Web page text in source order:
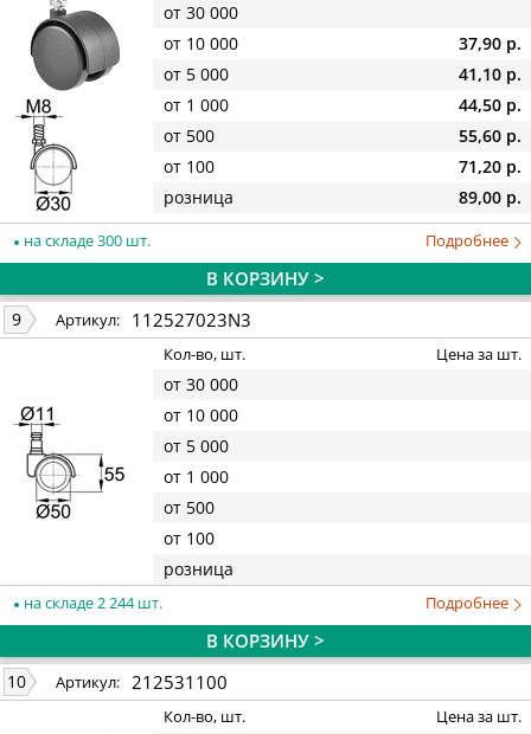
от 30 000
от 10 000
37,90 р.
от 5 000
41,10 р.
от 1 000
44,50 р.
от 500
55,60 р.
от 100
71,20 р.
розница
89,00 р.
на складе 300 шт. Подробнее
В КОРЗИНУ >
9 Артикул: 112527023N3
Кол-во, шт. Цена за шт.
от 30 000
от 10 000
от 5 000
от 1 000
от 500
от 100
розница
на складе 2 244 шт. Подробнее
В КОРЗИНУ >
10 Артикул: 212531100
Кол-во, шт. Цена за шт.